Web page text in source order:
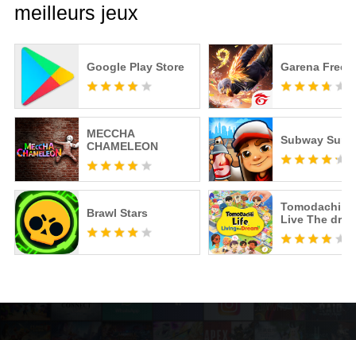
meilleurs jeux
Google Play Store
MECCHA
CHAMELEON
Brawl Stars
Garena Free
Subway
Tomodachi
Live The